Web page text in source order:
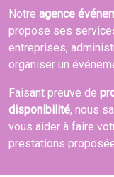
Notre agence
propose ses
entreprises,
organiser un
Faisant preuve de
disponibilité, nous
vous aider à faire
prestations